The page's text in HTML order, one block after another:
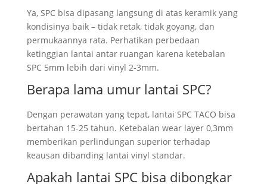
Ya, SPC bisa dipasang langsung di atas keramik yang
kondisinya baik – tidak retak, tidak goyang, dan
permukaannya rata. Perhatikan perbedaan
ketinggian lantai antar ruangan karena ketebalan
SPC 5mm lebih dari vinyl 2-3mm.
Berapa lama umur lantai SPC?
Dengan perawatan yang tepat, lantai SPC TACO bisa
bertahan 15-25 tahun. Ketebalan wear layer 0,3mm
memberikan perlindungan superior terhadap
keausan dibanding lantai vinyl standar.
Apakah lantai SPC bisa dibongkar